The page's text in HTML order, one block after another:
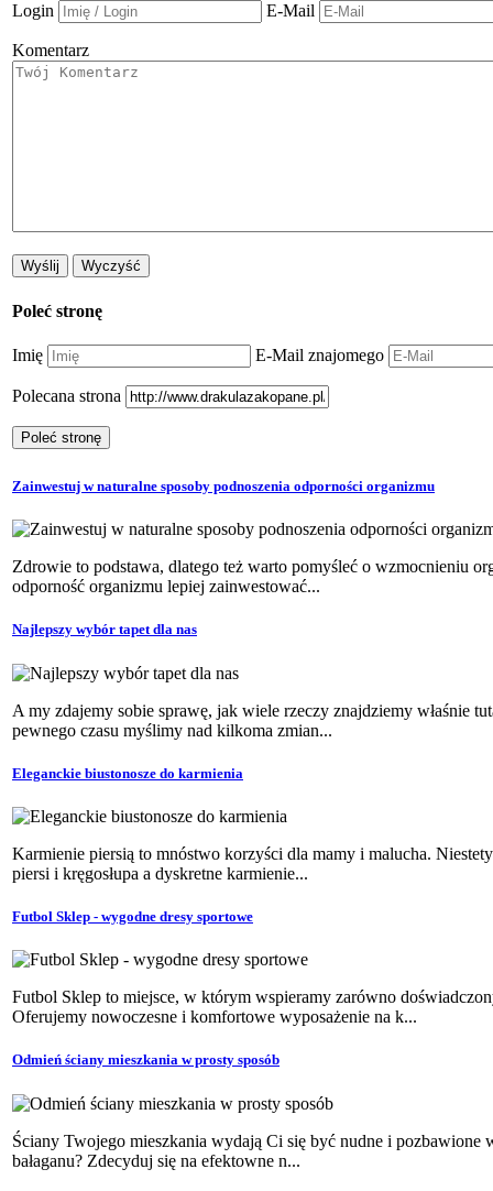
Login E-Mail
Komentarz
Poleć stronę
Imię E-Mail znajomego
Polecana strona
Zainwestuj w naturalne sposoby podnoszenia odporności organizmu
Zdrowie to podstawa, dlatego też warto pomyśleć o wzmocnieniu
odporność organizmu lepiej zainwestować...
Najlepszy wybór tapet dla nas
A my zdajemy sobie sprawę, jak wiele rzeczy znajdziemy właśnie
pewnego czasu myślimy nad kilkoma zmian...
Eleganckie biustonosze do karmienia
Karmienie piersią to mnóstwo korzyści dla mamy i malucha.
piersi i kręgosłupa a dyskretne karmienie...
Futbol Sklep - wygodne dresy sportowe
Futbol Sklep to miejsce, w którym wspieramy zarówno
Oferujemy nowoczesne i komfortowe wyposażenie na k...
Odmień ściany mieszkania w prosty sposób
Ściany Twojego mieszkania wydają Ci się być nudne i pozbawione
bałaganu? Zdecyduj się na efektowne n...